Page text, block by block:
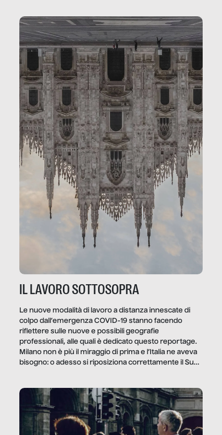
IL LAVORO SOTTOSOPRA
Le nuove modalità di lavoro a distanza innescate di
colpo dall’emergenza COVID-19 stanno facendo
riflettere sulle nuove e possibili geografie
professionali, alle quali è dedicato questo reportage.
Milano non è più il miraggio di prima e l’Italia ne aveva
bisogno: o adesso si riposiziona correttamente il Sud